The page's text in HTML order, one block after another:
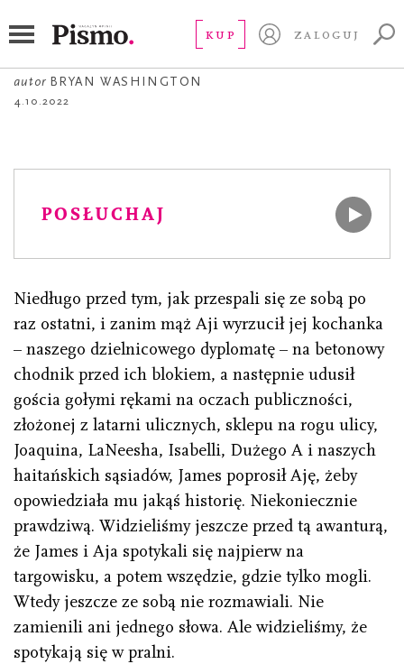
KUP ZALOGUJ
Alief
autor BRYAN WASHINGTON
4.10.2022
POSŁUCHAJ
Niedługo przed tym, jak przespali się ze sobą po
raz ostatni, i zanim mąż Aji wyrzucił jej kochanka
– naszego dzielnicowego dyplomatę – na betonowy
chodnik przed ich blokiem, a następnie udusił
gościa gołymi rękami na oczach publiczności,
złożonej z latarni ulicznych, sklepu na rogu ulicy,
Joaquina, LaNeesha, Isabelli, Dużego A i naszych
haitańskich sąsiadów, James poprosił Aję, żeby
opowiedziała mu jakąś historię. Niekoniecznie
prawdziwą. Widzieliśmy jeszcze przed tą awanturą,
że James i Aja spotykali się najpierw na
targowisku, a potem wszędzie, gdzie tylko mogli.
Wtedy jeszcze ze sobą nie rozmawiali. Nie
zamienili ani jednego słowa. Ale widzieliśmy, że
spotykają się w pralni.